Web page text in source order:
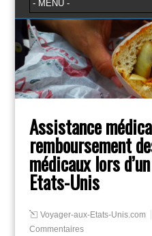
Assistance
remboursement
médicaux lors
Etats-Unis
Voyager-aux-Etats-Unis.com
Commentaires